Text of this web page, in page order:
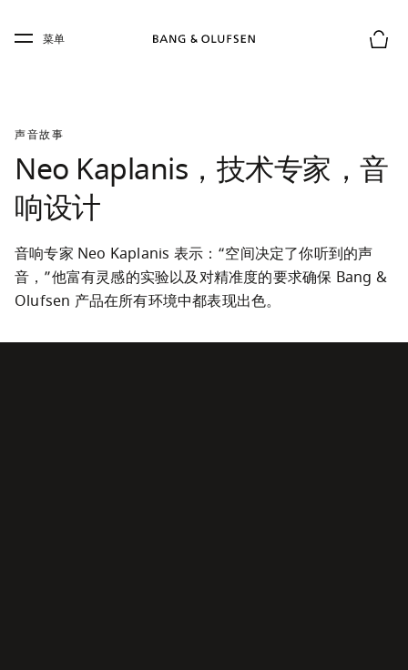
Skip to main footer
菜单
声音故事
Neo Kaplanis，技术专家，音
响设计
音响专家 Neo Kaplanis 表示：“空间决定了你听到的声
音，”他富有灵感的实验以及对精准度的要求确保 Bang &
Olufsen 产品在所有环境中都表现出色。